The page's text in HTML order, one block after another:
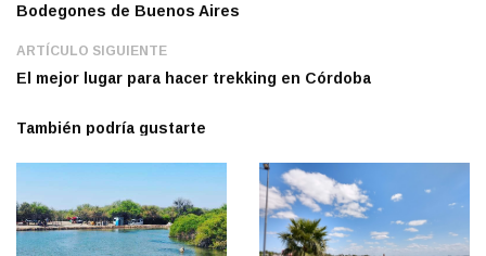
Bodegones de Buenos Aires
ARTÍCULO SIGUIENTE
El mejor lugar para hacer trekking en Córdoba
También podría gustarte